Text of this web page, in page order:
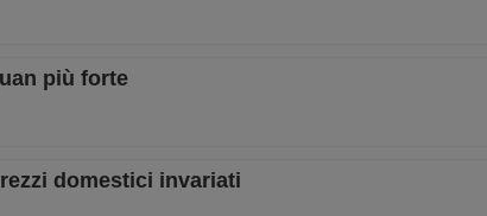
più forte
domestici invariati